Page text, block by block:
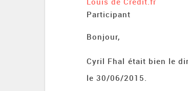
Participant
Bonjour,
Cyril Fhal était bien le
le 30/06/2015.